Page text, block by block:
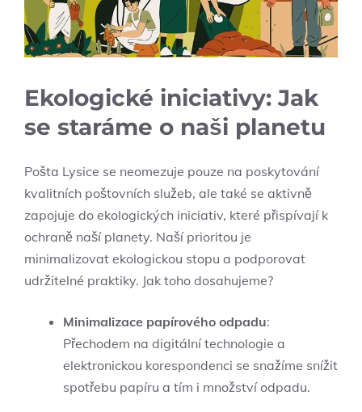
Ekologické iniciativy: Jak
se staráme o naši planetu
Pošta Lysice se neomezuje pouze na poskytování
kvalitních poštovních služeb, ale také se aktivně
zapojuje do ekologických iniciativ, které přispívají k
ochraně naší planety. Naší prioritou je
minimalizovat ekologickou stopu a podporovat
udržitelné praktiky. Jak toho dosahujeme?
Minimalizace papírového odpadu:
Přechodem na digitální technologie a
elektronickou korespondenci se snažíme snížit
spotřebu papíru a tím i množství odpadu.